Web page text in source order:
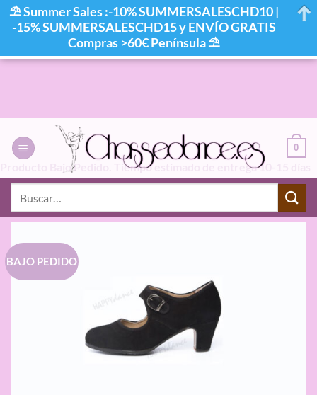
0
Producto Bajo Pedido. Tiempo estimado de entrega 10-15 días
laborables
BAJO PEDIDO
⛱ Summer Sales :-10% SUMMERSALESCHD10 |
-15% SUMMERSALESCHD15 y ENVÍO GRATIS
Compras >60€ Península ⛱